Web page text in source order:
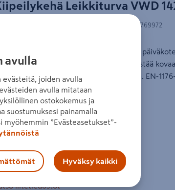
Leikkiturva VWD
6438313769972
sopii leikkipaikoille, kouluihin,
ja liikkumiseen. Kiipeilyteline kestää
iskua vaimentavan materiaalin. EN-
runko liimapuuta
kiipeilyotteet hdpe
koydet teräsvahvistettu
koko tuotekuvaus
liitetiedostot
avulla
evästeitä, joiden avulla
avulla mitataan
ostokokemus ja
suostumuksesi painamalla
myöhemmin ”Evästeasetukset”-
Hyväksy kaikki